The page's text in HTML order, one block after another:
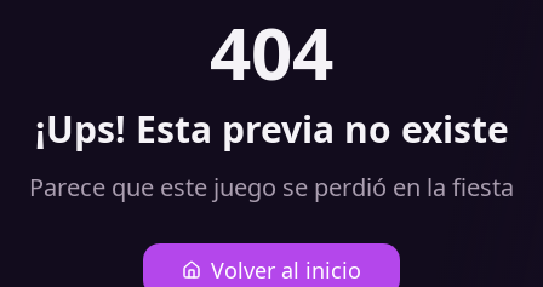
404
¡Ups! Esta previa no existe
Parece que este juego se perdió en la fiesta
Volver al inicio